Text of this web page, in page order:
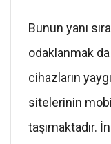
Bunun yanı
odaklanmak da
cihazların
sitelerinin
taşımaktadır.